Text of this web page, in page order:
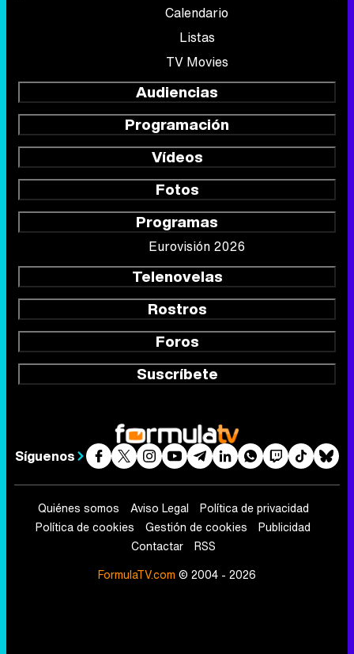
Calendario
Listas
TV Movies
Audiencias
Programación
Vídeos
Fotos
Programas
Eurovisión 2026
Telenovelas
Rostros
Foros
Suscríbete
Síguenos
Quiénes somos Aviso Legal
Política de privacidad
Política de cookies
Gestión de cookies
Publicidad
Contactar
RSS
FormulaTV.com © 2004 - 2026